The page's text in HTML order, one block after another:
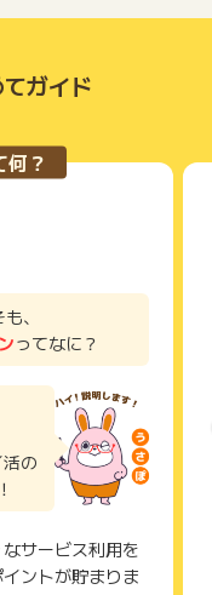
いて、広告主に直接
れたことがある場合
いただくことを推奨
2つ以上の申し込み方
ムからお申し込みく
から送られる購入完
必ず保管してくださ
される際に、該当の
す。
たしかねますので、
するアプリのこと
得条件、キャンペー
はなく、代理店が行
詳細を把握しており
するお問い合わせを
ます。
ガイド
？
、
ってなに？
の
サービス利用を
ントが貯まりま